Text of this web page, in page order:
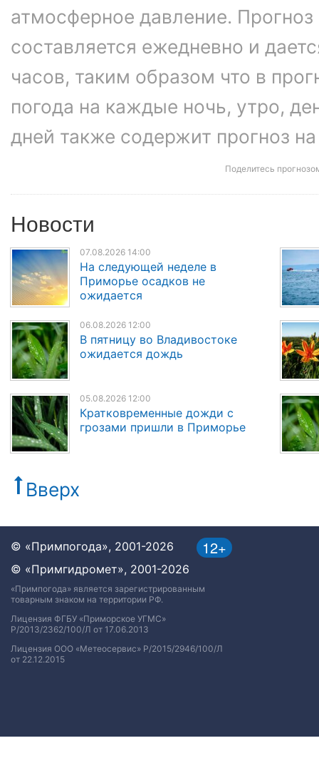
атмосферное давление.
составляется ежедневно и
часов, таким образом что в
погода на каждые ночь, утро,
дней также содержит прогноз
Поделитесь
Новости
07.08.2026 14:00
На следующей неделе в
Приморье осадков не
ожидается
06.08.2026 12:00
В пятницу во Владивостоке
ожидается дождь
05.08.2026 12:00
Кратковременные дожди с
грозами пришли в Приморье
Вверх
12+
© «Примпогода», 2001-2026
© «Примгидромет», 2001-2026
«Примпогода» является зарегистрированным
товарным знаком на территории РФ.
Лицензия ФГБУ «Приморское УГМС»
Р/2013/2362/100/Л от 17.06.2013
Лицензия ООО «Метеосервис» Р/2015/2946/100/Л
от 22.12.2015